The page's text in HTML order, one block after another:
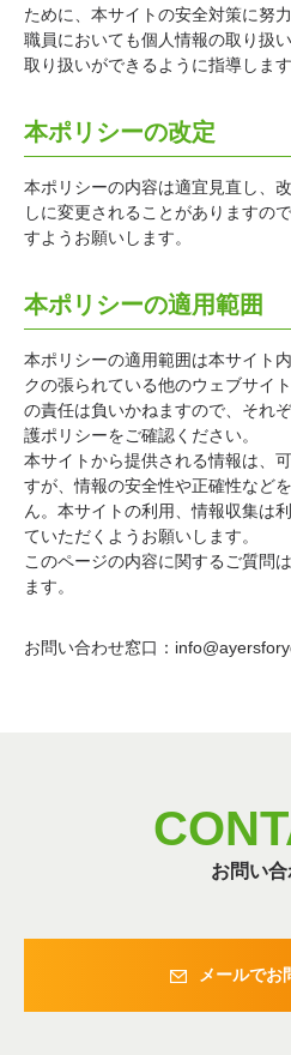
ために、本サイトの安全対策に努力
職員においても個人情報の取り扱
取り扱いができるように指導します
本ポリシーの改定
本ポリシーの内容は適宜見直し、
しに変更されることがありますの
すようお願いします。
本ポリシーの適用範囲
本ポリシーの適用範囲は本サイト
クの張られている他のウェブサイ
の責任は負いかねますので、それ
護ポリシーをご確認ください。
本サイトから提供される情報は、
すが、情報の安全性や正確性など
ん。本サイトの利用、情報収集は
ていただくようお願いします。
このページの内容に関するご質問
ます。
お問い合わせ窓口：
お問い
メールでお